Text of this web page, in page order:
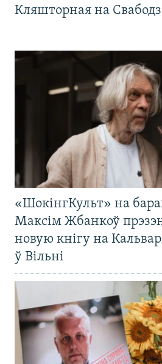
Кляшторная на
«ШокінгКульт» на
Максім Жбанкоў
новую кнігу на
ў Вільні